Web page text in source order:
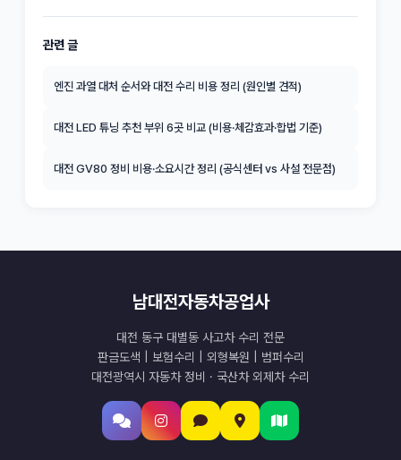
관련 글
엔진 과열 대처 순서와 대전 수리 비용 정리 (원인별 견적)
대전 LED 튜닝 추천 부위 6곳 비교 (비용·체감효과·합법 기준)
대전 GV80 정비 비용·소요시간 정리 (공식센터 vs 사설 전문점)
남대전자동차공업사
대전 동구 대별동 사고차 수리 전문
판금도색 | 보험수리 | 외형복원 | 범퍼수리
대전광역시 자동차 정비 · 국산차 외제차 수리